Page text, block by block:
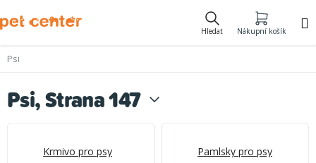
na
Hledat Nákupní košík
Psi
Psi, Strana 147
Krmivo pro psy Pamlsky pro psy